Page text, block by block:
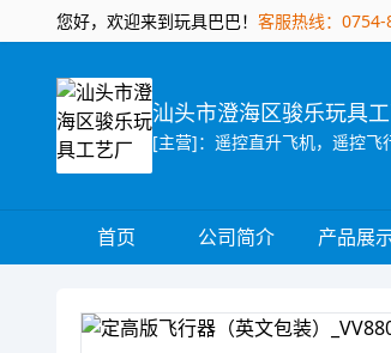
您好，欢迎来到玩具巴巴！ 客服热线：
汕头市澄海区骏乐玩具
[主营]：遥控直升飞机，遥控飞
首页 公司简介 产品展